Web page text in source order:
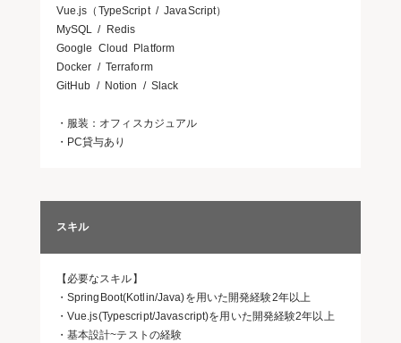
Vue.js（TypeScript / JavaScript）
MySQL / Redis
Google Cloud Platform
Docker / Terraform
GitHub / Notion / Slack
・服装：オフィスカジュアル
・PC貸与あり
スキル
【必要なスキル】
・SpringBoot(Kotlin/Java)を用いた開発経験2年以上
・Vue.js(Typescript/Javascript)を用いた開発経験2年以上
・基本設計~テストの経験